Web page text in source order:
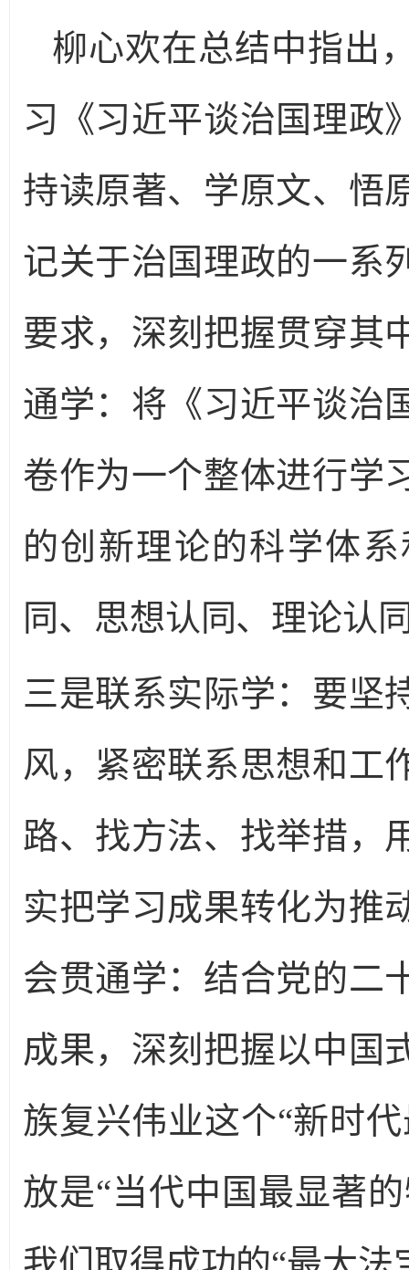
柳心欢在总结中指出
习《习近平谈治国理政
持读原著、学原文、悟
记关于治国理政的一系
要求，深刻把握贯穿其
通学：将《习近平谈治
卷作为一个整体进行学
的创新理论的科学体
同、思想认同、理论认
三是联系实际学：要坚
风，紧密联系思想和工
路、找方法、找举措，
实把学习成果转化为推
会贯通学：结合党的二
成果，深刻把握以中国
族复兴伟业这个“新时
放是“当代中国最显著